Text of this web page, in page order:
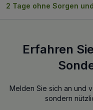
2 Tage ohne Sorgen
Erfahren
Melden Sie sich an und
sondern